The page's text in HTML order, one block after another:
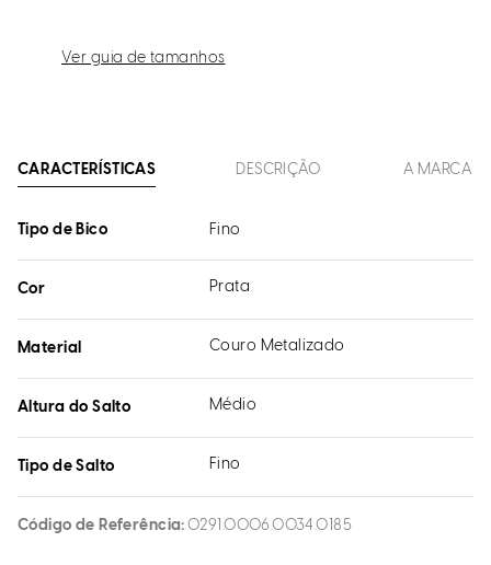
Ver guia de tamanhos
CARACTERÍSTICAS DESCRIÇÃO A MARCA
Tipo de Bico Fino
Cor Prata
Material Couro Metalizado
Altura do Salto Médio
Tipo de Salto Fino
Código de Referência 0291.0006.0034.0185